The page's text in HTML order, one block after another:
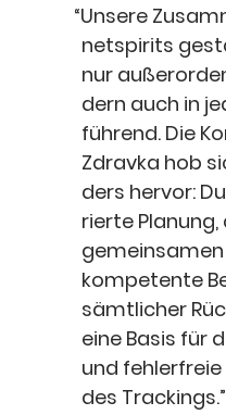
“Unse­re
netspirits
nur
dern auch in
füh­rend. Die
Zdrav­ka hob
ders her­vor:
rier­te
kom­pe­ten­te
sämt­li­cher
eine Basis für
und
des Trackings.”